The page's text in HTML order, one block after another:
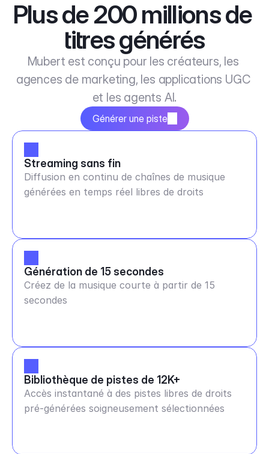
Plus de 200 millions de
titres générés
Mubert est conçu pour les créateurs, les
agences de marketing, les applications UGC
et les agents AI.
Générer une piste
Streaming sans fin
Diffusion en continu de chaînes de musique
générées en temps réel libres de droits
Génération de 15 secondes
Créez de la musique courte à partir de 15
secondes
Bibliothèque de pistes de 12K+
Accès instantané à des pistes libres de droits
pré-générées soigneusement sélectionnées